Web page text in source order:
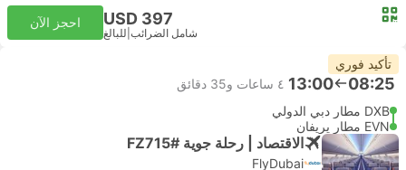
USD 397
شامل الضرائب للبالغ
احجز الآن
تأكيد فوري
08:25
13:00 ٤ ساعات و‫35 دقائق
DXB مطار دبي الدولي
EVN مطار يريفان
الاقتصاد | رحلة جوية #FZ715
FlyDubai